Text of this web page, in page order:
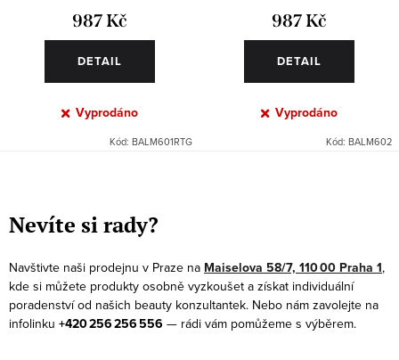
987 Kč
DETAIL
Vyprodáno
Kód: BALM601RTG
987 Kč
DETAIL
Vyprodáno
Kód: BALM602
v
l
á
d
a
c
Nevíte si rady?
Navštivte naši prodejnu v Praze na Maiselova 58/7, 110 00 Praha 1,
kde si můžete produkty osobně vyzkoušet a získat individuální
poradenství od našich beauty konzultantek. Nebo nám zavolejte na
infolinku +420 256 256 556 — rádi vám pomůžeme s výběrem.